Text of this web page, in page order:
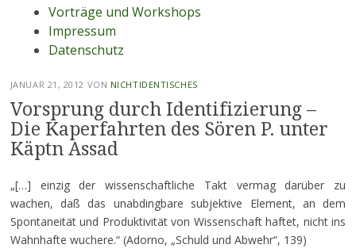
Vorträge und Workshops
Impressum
Datenschutz
JANUAR 21, 2012 VON NICHTIDENTISCHES
Vorsprung durch Identifizierung –
Die Kaperfahrten des Sören P. unter
Käptn Assad
„[…] einzig der wissenschaftliche Takt vermag darüber zu
wachen, daß das unabdingbare subjektive Element, an dem
Spontaneität und Produktivität von Wissenschaft haftet, nicht ins
Wahnhafte wuchere.“ (Adorno, „Schuld und Abwehr“, 139)